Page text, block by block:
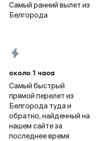
Самый ранний вылет из
Белгорода
около 1 часа
Самый быстрый
прямой перелет из
Белгорода туда и
обратно, найденный на
нашем сайте за
последнее время